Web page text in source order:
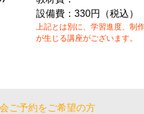
設備費：330円（税込）
上記とは別に、学習進度、制
が生じる講座がございます。
ご予約をご希望の方